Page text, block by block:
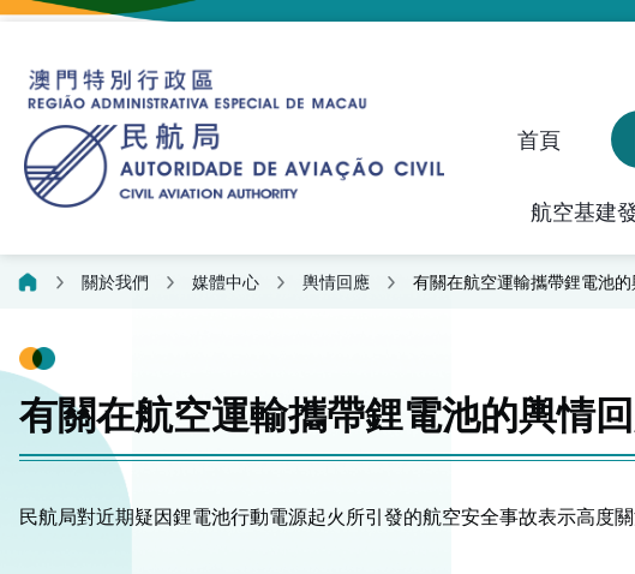
首頁
航空基建
關於我們 媒體中心 輿情回應 有關在航空運輸攜帶鋰電池
有關在航空運輸攜帶鋰電池的輿情
民航局對近期疑因鋰電池行動電源起火所引發的航空安全事故表示高度